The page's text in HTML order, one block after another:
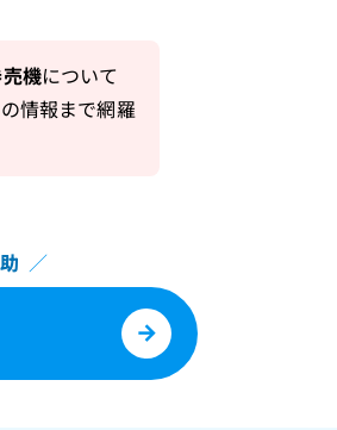
機について
情報まで網羅
／